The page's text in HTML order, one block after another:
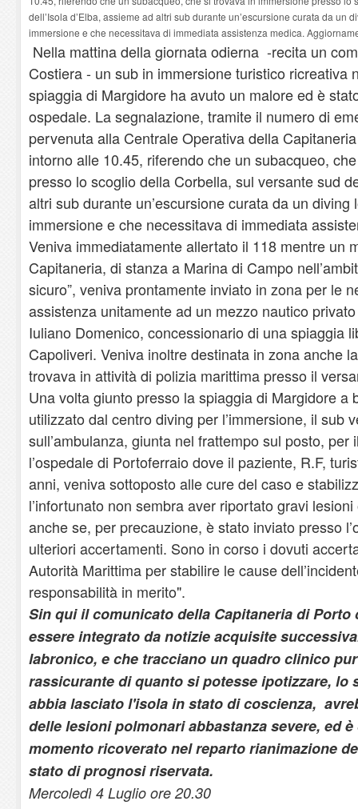
dell’Isola d’Elba, assieme ad altri sub durante un’escursione curata da un
immersione e che necessitava di immediata assistenza medica.
Nella mattina della giornata odierna -recita un
Costiera - un sub in immersione turistico ricreativa
spiaggia di Margidore ha avuto un malore ed è
ospedale. La segnalazione, tramite il numero di
pervenuta alla Centrale Operativa della
intorno alle 10.45, riferendo che un subacqueo,
presso lo scoglio della Corbella, sul versante sud
altri sub durante un’escursione curata da un
immersione e che necessitava di immediata
Veniva immediatamente allertato il 118 mentre un
Capitaneria, di stanza a Marina di Campo
sicuro”, veniva prontamente inviato in zona per le
assistenza unitamente ad un mezzo nautico
Iuliano Domenico, concessionario di una spiaggia
Capoliveri. Veniva inoltre destinata in zona anche
trovava in attività di polizia marittima presso il
Una volta giunto presso la spiaggia di Margidore a
utilizzato dal centro diving per l’immersione, il sub
sull’ambulanza, giunta nel frattempo sul posto,
l’ospedale di Portoferraio dove il paziente, R.F,
anni, veniva sottoposto alle cure del caso e
l’infortunato non sembra aver riportato gravi
anche se, per precauzione, è stato inviato presso
ulteriori accertamenti. Sono in corso i dovuti
Autorità Marittima per stabilire le cause
responsabilità in merito".
Sin qui il comunicato della Capitaneria di Porto
essere integrato da notizie acquisite
labronico, e che tracciano un quadro clinico
rassicurante di quanto si potesse ipotizzare, lo
abbia lasciato l'isola in stato di coscienza,
delle lesioni polmonari abbastanza severe, ed
momento ricoverato nel reparto rianimazione
stato di prognosi riservata.
Mercoledì 4 Luglio ore 20.30